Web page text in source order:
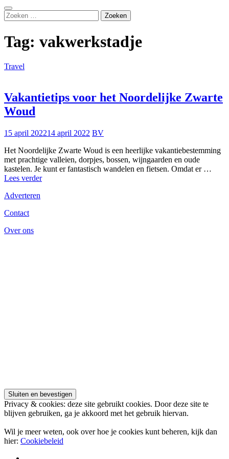
Zoeken
Zoeken
naar:
Tag: vakwerkstadje
Travel
Vakantietips voor het Noordelijke Zwarte
Woud
15 april 202214 april 2022 BV
Het Noordelijke Zwarte Woud is een heerlijke vakantiebestemming
met prachtige valleien, dorpjes, bossen, wijngaarden en oude
kastelen. Je kunt er fantastisch wandelen en fietsen. Omdat er …
Lees verderVakantietips
Adverteren
Contact
Over ons
Privacy & cookies: deze site gebruikt cookies. Door deze site te
blijven gebruiken, ga je akkoord met het gebruik hiervan.
Wil je meer weten, ook over hoe je cookies kunt beheren, kijk dan
hier: Cookiebeleid